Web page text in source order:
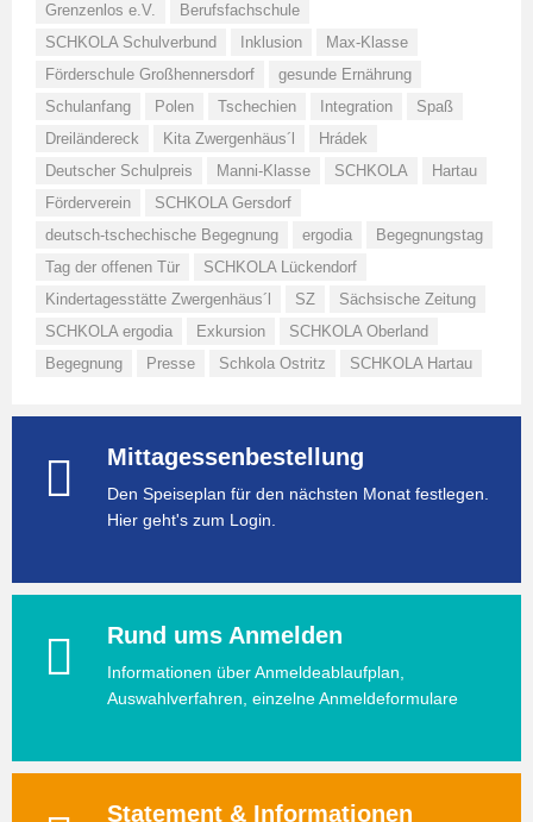
Grenzenlos e.V.
Berufsfachschule
SCHKOLA Schulverbund
Inklusion
Max-Klasse
Förderschule Großhennersdorf
gesunde Ernährung
Schulanfang
Polen Tschechien Integration
Spaß
Dreiländereck
Kita Zwergenhäus´l
Hrádek
Deutscher Schulpreis
Manni-Klasse SCHKOLA
Hartau
Förderverein
SCHKOLA Gersdorf
deutsch-tschechische Begegnung
ergodia
Begegnungstag
Tag der offenen Tür
SCHKOLA Lückendorf
Kindertagesstätte Zwergenhäus´l
SZ
Sächsische Zeitung
SCHKOLA ergodia
Exkursion
SCHKOLA Oberland
Begegnung
Presse Schkola Ostritz SCHKOLA Hartau
Mittagessenbestellung
Den Speiseplan für den nächsten Monat festlegen.
Hier geht's zum Login.
Rund ums Anmelden
Informationen über Anmeldeablaufplan,
Auswahlverfahren, einzelne Anmeldeformulare
Statement & Informationen